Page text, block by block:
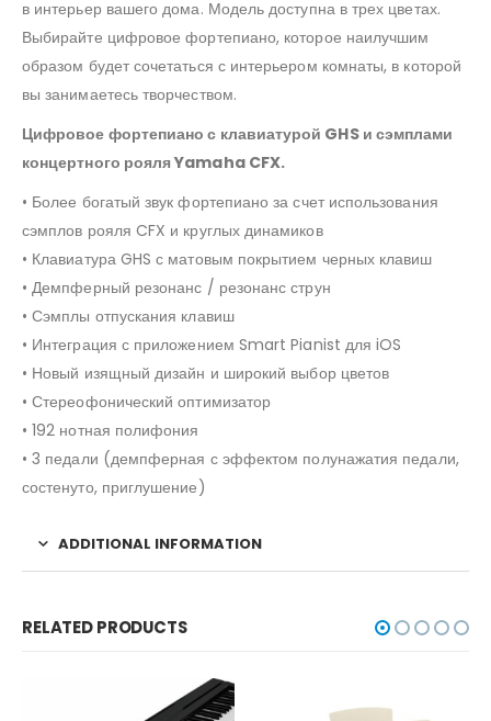
в интерьер вашего дома. Модель доступна в трех цветах.
Выбирайте цифровое фортепиано, которое наилучшим
образом будет сочетаться с интерьером комнаты, в которой
вы занимаетесь творчеством.
Цифровое фортепиано с клавиатурой GHS и сэмплами
концертного рояля Yamaha CFX.
• Более богатый звук фортепиано за счет использования
сэмплов рояля CFX и круглых динамиков
• Клавиатура GHS с матовым покрытием черных клавиш
• Демпферный резонанс / резонанс струн
• Сэмплы отпускания клавиш
• Интеграция с приложением Smart Pianist для iOS
• Новый изящный дизайн и широкий выбор цветов
• Стереофонический оптимизатор
• 192 нотная полифония
• 3 педали (демпферная с эффектом полунажатия педали,
состенуто, приглушение)
ADDITIONAL INFORMATION
RELATED PRODUCTS